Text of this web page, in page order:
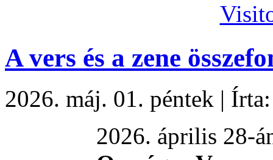
A vers és a zene
2026. máj. 01. péntek |
2026. április 28-